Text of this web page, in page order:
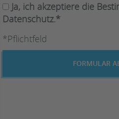
Ja, ich akzeptiere die
Datenschutz.*
*Pflichtfeld
FORMULAR